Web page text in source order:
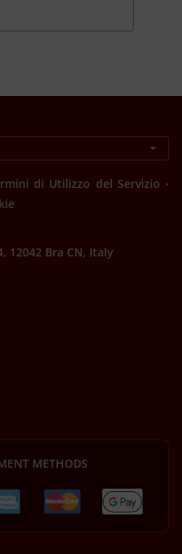
di Utilizzo del Servizio .
12042 Bra CN, Italy
METHODS